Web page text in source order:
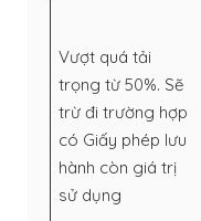
Vượt quá tải
trọng từ 50%. Sẽ
trừ đi trường hợp
có Giấy phép lưu
hành còn giá trị
sử dụng